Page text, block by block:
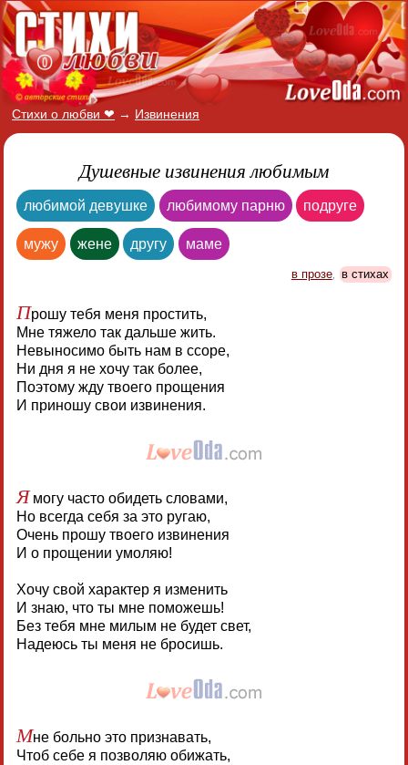
Стихи о любви ❤ → Извинения
Душевные извинения любимым
любимой девушке любимому парню подруге
мужу жене другу маме
в прозе, в стихах
Прошу тебя меня простить,
Мне тяжело так дальше жить.
Невыносимо быть нам в ссоре,
Ни дня я не хочу так более,
Поэтому жду твоего прощения
И приношу свои извинения.
Ямогу часто обидеть словами,
Но всегда себя за это ругаю,
Очень прошу твоего извинения
И о прощении умоляю!
Хочу свой характер я изменить
И знаю, что ты мне поможешь!
Без тебя мне милым не будет свет,
Надеюсь ты меня не бросишь.
Мне больно это признавать,
Чтоб себе я позволяю обижать,